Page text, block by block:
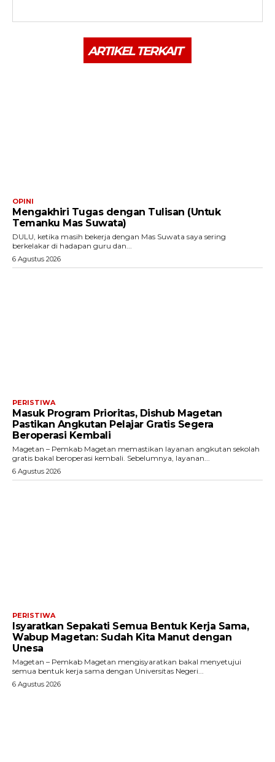
ARTIKEL TERKAIT
OPINI
Mengakhiri Tugas dengan Tulisan (Untuk
Temanku Mas Suwata)
DULU, ketika masih bekerja dengan Mas Suwata saya sering
berkelakar di hadapan guru dan...
6 Agustus 2026
PERISTIWA
Masuk Program Prioritas, Dishub Magetan
Pastikan Angkutan Pelajar Gratis Segera
Beroperasi Kembali
Magetan – Pemkab Magetan memastikan layanan angkutan sekolah
gratis bakal beroperasi kembali. Sebelumnya, layanan...
6 Agustus 2026
PERISTIWA
Isyaratkan Sepakati Semua Bentuk Kerja Sama,
Wabup Magetan: Sudah Kita Manut dengan
Unesa
Magetan – Pemkab Magetan mengisyaratkan bakal menyetujui
semua bentuk kerja sama dengan Universitas Negeri...
6 Agustus 2026